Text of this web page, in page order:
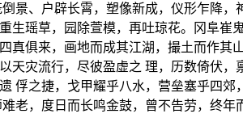
、户辟长霄，塑像新成，仪形乍降
瑶草，园除萱模，再吐琼花。冈阜崔
俱来，画地而成其江湖，撮土而作其
灾流行，尽彼盈虚之 理，历数倚伏
俘之捷，戈甲耀乎八水，营垒塞乎四
，度日而长鸣金鼓，曾不告劳，终年